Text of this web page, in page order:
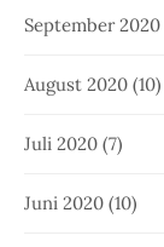
September 2020
August 2020 (10)
Juli 2020 (7)
Juni 2020 (10)